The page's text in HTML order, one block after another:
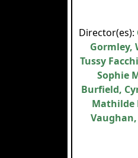
Director(es):
Gormley,
Tussy
Sophie
Burfield,
Mathilde